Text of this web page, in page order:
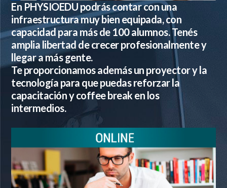
En PHYSIOEDU podrás contar con una
infraestructura muy bien equipada, con
capacidad para más de 100 alumnos. Tenés
amplia libertad de crecer profesionalmente y
llegar a más gente.
Te proporcionamos además un proyector y la
tecnología para que puedas reforzar la
capacitación y coffee break en los
intermedios.